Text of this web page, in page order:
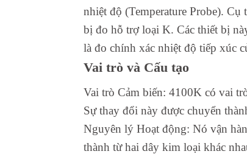
nhiệt độ (Temperature Probe).
bị đo hỗ trợ loại K. Các thiết bị
là đo chính xác nhiệt độ tiếp xúc
Vai trò và Cấu tạo
Vai trò Cảm biến: 4100K có vai
Sự thay đổi này được chuyển
Nguyên lý Hoạt động: Nó vận
thành từ hai dây kim loại khác